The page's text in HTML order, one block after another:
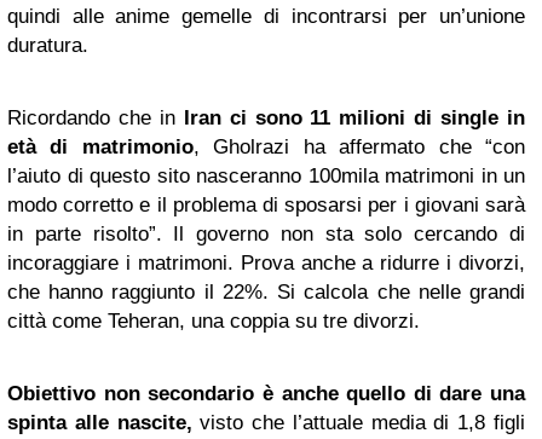
quindi alle anime gemelle di incontrarsi per un’unione
duratura.
Ricordando che in Iran ci sono 11 milioni di single in
età di matrimonio, Gholrazi ha affermato che “con
l’aiuto di questo sito nasceranno 100mila matrimoni in un
modo corretto e il problema di sposarsi per i giovani sarà
in parte risolto”. Il governo non sta solo cercando di
incoraggiare i matrimoni. Prova anche a ridurre i divorzi,
che hanno raggiunto il 22%. Si calcola che nelle grandi
città come Teheran, una coppia su tre divorzi.
Obiettivo non secondario è anche quello di dare una
spinta alle nascite, visto che l’attuale media di 1,8 figli